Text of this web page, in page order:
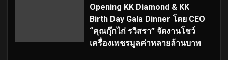
Opening KK Diamond & KK
Birth Day Gala Dinner โดย CEO
“คุณกุ๊กไก่ รวิสรา” จัดงานโชว์
เครื่องเพชรมูลค่าหลายล้านบาท